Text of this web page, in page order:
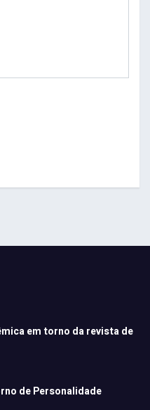
em torno da revista de
de Personalidade